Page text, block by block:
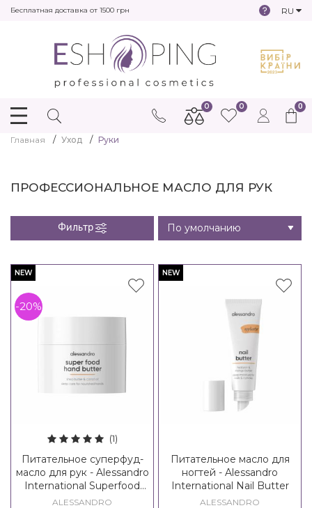
Бесплатная доставка от 1500 грн RU
0
0 0
Главная Уход Руки
ПРОФЕССИОНАЛЬНОЕ МАСЛО ДЛЯ РУК
Фильтр
NEW
-20%
(1)
Питательное суперфуд-
масло для рук - Alessandro
International Superfood
Hand Butter
ALESSANDRO
NEW
Питательное масло для
ногтей - Alessandro
International Nail Butter
ALESSANDRO